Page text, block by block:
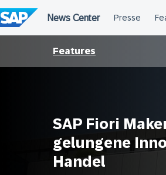
Features
SAP Fiori
gelungene
Handel